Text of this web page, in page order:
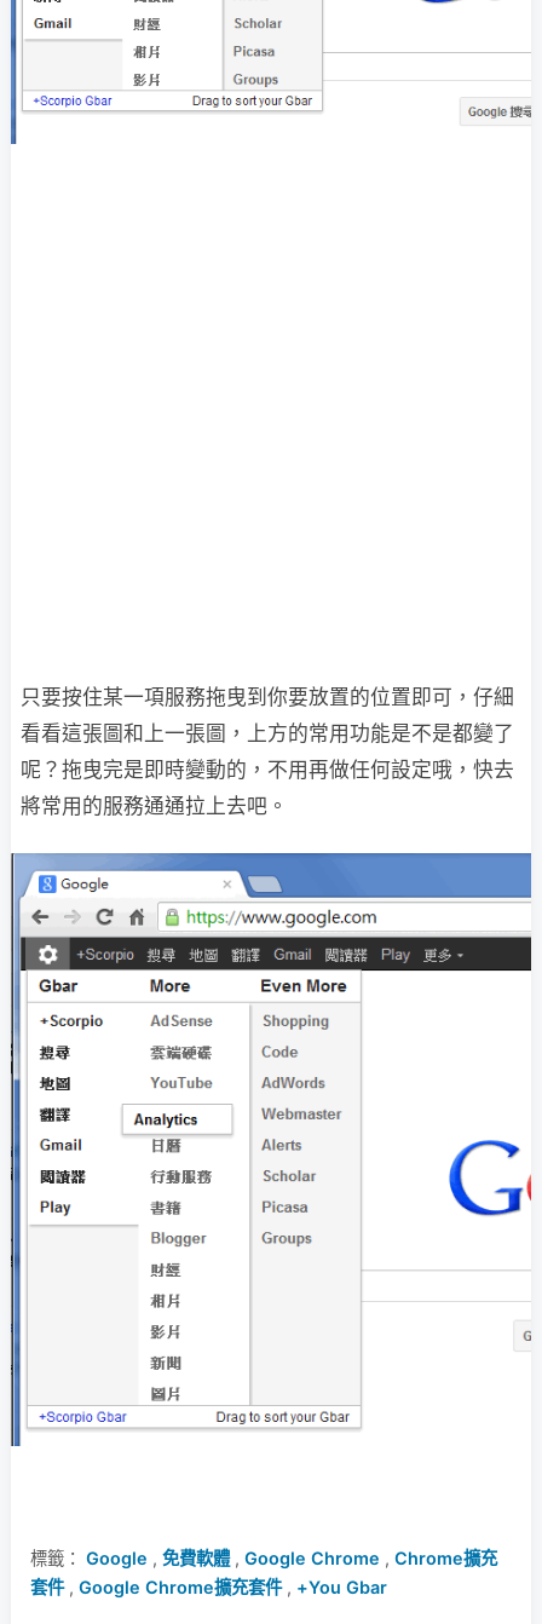
只要按住某一項服務拖曳到你要放置的位置即可，仔細
看看這張圖和上一張圖，上方的常用功能是不是都變了
呢？拖曳完是即時變動的，不用再做任何設定哦，快去
將常用的服務通通拉上去吧。
標籤： Google , 免費軟體, Google Chrome , Chrome擴充
套件, Google Chrome擴充套件, +You Gbar